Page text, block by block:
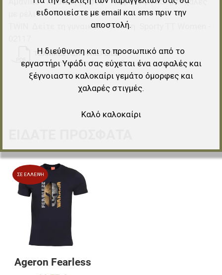
TWIN: Δείτε τη γυναικεία έκδοση: Sporty TT Women -
ΤΕΧΝΙΚΈΣ ΛΕΠΤΟΜΈΡΕΙΕΣ
ΣΕ ΈΛΛΕΙΨΗ
Ageron Fearless
ειδοποιείστε με email και sms πριν την
αποστολή.
Η διεύθυνση και το προσωπικό από το
εργαστήρι Υφάδι σας εύχεται ένα ασφαλές και
ξέγνοιαστο καλοκαίρι γεμάτο όμορφες και
χαλαρές στιγμές.
Καλό καλοκαίρι